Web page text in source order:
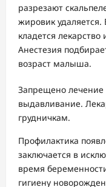
разрезают
жировик удаляется.
кладется
Анестезия
возраст малыша.
Запрещено
выдавливание.
грудничкам.
Профилактика
заключается в
время
гигиену